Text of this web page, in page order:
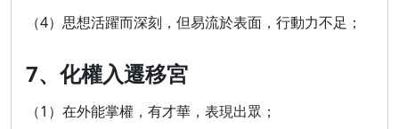
（4）思想活躍而深刻，但易流於表面，行動力不足；
7、化權入遷移宮
（1）在外能掌權，有才華，表現出眾；